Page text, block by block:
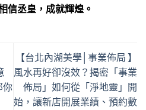
信丞皇，成就輝煌。
你
【台北內湖美學│事業佈局 】
風水再好卻沒效？揭密「事業
佈局」如何從「淨地靈」開
始，讓新店開展業績、預約數